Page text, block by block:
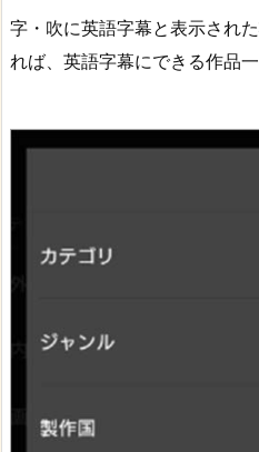
字・吹に英語字幕と表示され
れば、英語字幕にできる作品